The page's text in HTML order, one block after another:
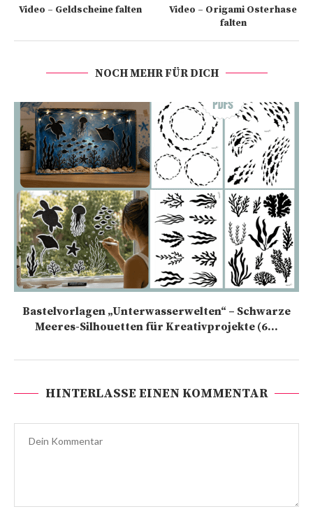
Video – Geldscheine falten
Video – Origami Osterhase
falten
NOCH MEHR FÜR DICH
Bastelvorlagen „Unterwasserwelten“ – Schwarze
Meeres-Silhouetten für Kreativprojekte (6...
HINTERLASSE EINEN KOMMENTAR